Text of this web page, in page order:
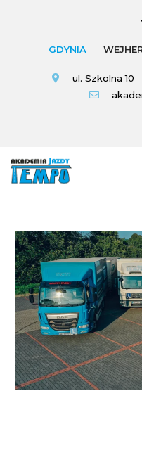
GDYNIA
ul. Szkolna 10